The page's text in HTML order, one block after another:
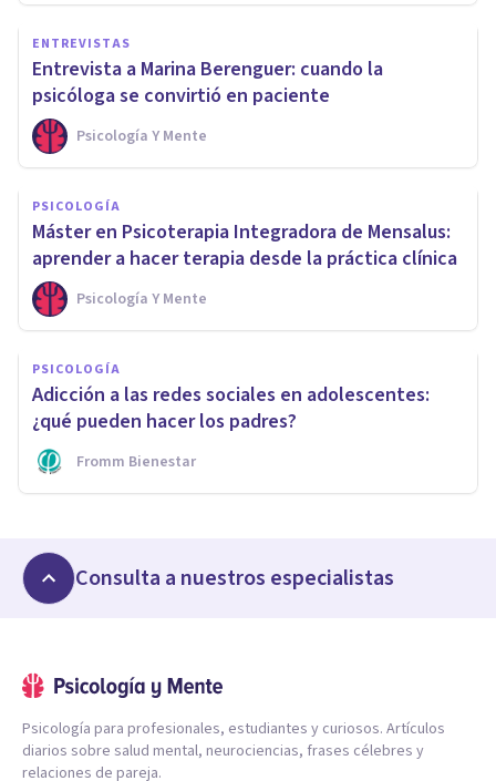
ENTREVISTAS
Entrevista a Marina Berenguer: cuando la
psicóloga se convirtió en paciente
Psicología Y Mente
PSICOLOGÍA
Máster en Psicoterapia Integradora de Mensalus:
aprender a hacer terapia desde la práctica clínica
Psicología Y Mente
PSICOLOGÍA
Adicción a las redes sociales en adolescentes:
¿qué pueden hacer los padres?
Fromm Bienestar
Consulta a nuestros especialistas
Psicología para profesionales, estudiantes y curiosos. Artículos
diarios sobre salud mental, neurociencias, frases célebres y
relaciones de pareja.